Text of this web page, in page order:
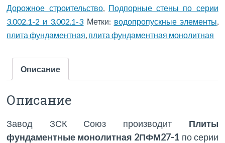
Дорожное строительство, Подпорные стены по серии
3.002.1-2 и 3.002.1-3 Метки: водопропускные элементы
плита фундаментная плита фундаментная монолитная
Описание
Описание
Завод ЗСК Союз производит Плиты
фундаментные монолитная 2ПФМ27-1 по серии